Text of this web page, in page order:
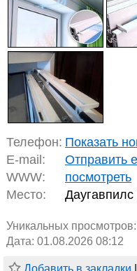
Телефон: Показать
E-mail:
Отправить
WWW:
посмотреть
Место:
Даугавпилс
Уникальных просмотров:
Дата: 01.08.2026 08:12
Добавить в закладки